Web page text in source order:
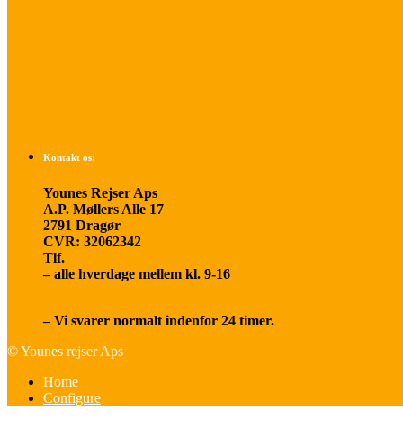
Kontakt os:
Younes Rejser Aps
A.P. Møllers Alle 17
2791 Dragør
CVR: 32062342
Tlf.
– alle hverdage mellem kl. 9-16
– Vi svarer normalt indenfor 24 timer.
© Younes rejser Aps
Home
Configure